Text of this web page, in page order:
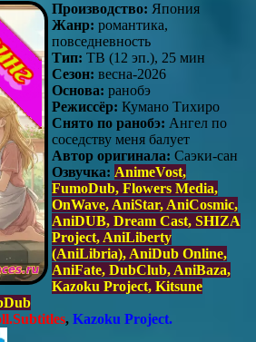
Производство: Япония
Жанр: романтика,
повседневность
Тип: ТВ (12 эп.), 25 мин
Сезон: весна-2026
Основа: ранобэ
Режиссёр: Кумано Тихиро
Снято по ранобэ: Ангел по
соседству меня балует
Автор оригинала: Саэки-сан
Озвучка: AnimeVost,
FumoDub, Flowers Media,
OnWave, AniStar, AniCosmic,
AniDUB, Dream Cast, SHIZA
Project, AniLiberty
(AniLibria), AniDub Online,
AniFate, DubClub, AniBaza,
Kazoku Project, Kitsune
, Kazoku Project.